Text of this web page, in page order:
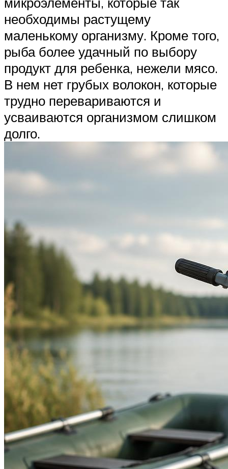
необходимы растущему
маленькому организму. Кроме того,
рыба более удачный по выбору
продукт для ребенка, нежели мясо.
В нем нет грубых волокон, которые
трудно перевариваются и
усваиваются организмом слишком
долго.